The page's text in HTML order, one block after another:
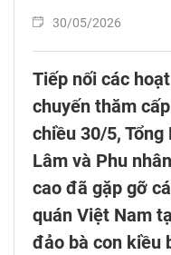
30/05/2026
Tiếp nối các
chuyến thăm
chiều 30/5,
Lâm và Phu
cao đã gặp gỡ
quán Việt Nam
đảo bà con kiều